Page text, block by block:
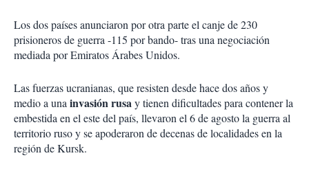
Los dos países anunciaron por otra parte el canje de 230
prisioneros de guerra -115 por bando- tras una negociación
mediada por Emiratos Árabes Unidos.
Las fuerzas ucranianas, que resisten desde hace dos años y
medio a unainvasión rusay tienen dificultades para contener la
embestida en el este del país, llevaron el 6 de agosto la guerra al
territorio ruso y se apoderaron de decenas de localidades en la
región de Kursk.